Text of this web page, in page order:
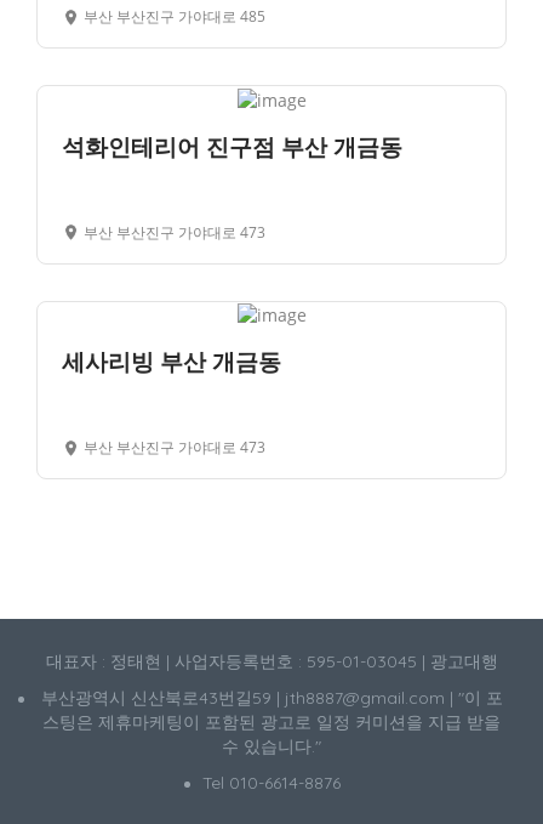
부산 부산진구 가야대로 485
석화인테리어 진구점 부산 개금동
부산 부산진구 가야대로 473
세사리빙 부산 개금동
부산 부산진구 가야대로 473
대표자 : 정태현 | 사업자등록번호 : 595-01-03045 | 광고대행
부산광역시 신산북로43번길59 | jth8887@gmail.com | "이 포
스팅은 제휴마케팅이 포함된 광고로 일정 커미션을 지급 받을
수 있습니다."
Tel 010-6614-8876